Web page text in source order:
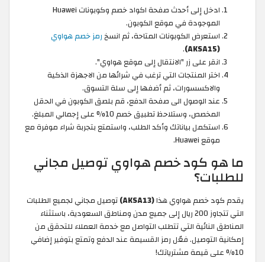
ادخل إلى أحدث صفحة اكواد خصم وكوبونات Huawei
الموجودة في موقع الكوبون.
استعرض الكوبونات المتاحة، ثم انسخ رمز خصم هواوي
(AKSA15)
.
انقر على زر "الانتقال إلى موقع هواوي".
اختر المنتجات التي ترغب في شرائها من الاجهزة الذكية
والاكسسورات، ثم أضفها إلى سلة التسوق.
عند الوصول الى صفحة الدفع، قم بلصق الكوبون في الحقل
المخصص، وستلاحظ تطبيق خصم 10% على إجمالي المبلغ.
استكمل بياناتك وأكد الطلب، واستمتع بتجربة شراء موفرة مع
موقع Huawei.
ما هو كود خصم هواوي توصيل مجاني
للطلبات؟
يقدم كود خصم هواوي هذا(AKSA13)
توصيل مجاني لجميع الطلبات
التي تتجاوز 200 ريال إلى جميع مدن ومناطق السعودية، باستثناء
المناطق النائية التي تتطلب التواصل مع خدمة العملاء للتحقق من
إمكانية التوصيل. فعّل رمز القسيمة عند الدفع وتمتع بتوفير إضافي
10% على قيمة مشترياتك!